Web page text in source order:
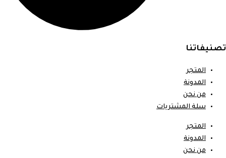
تصنيفاتنا
المتجر
المدونة
من نحن
سلة المشتريات
المتجر
المدونة
من نحن